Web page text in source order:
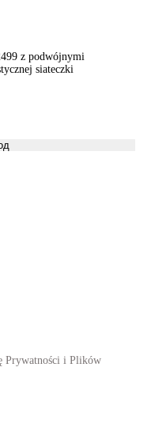
z podwójnymi
siateczki
Prywatności i Plików